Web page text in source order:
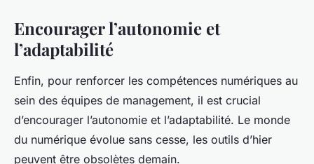
Encourager l’autonomie et
l’adaptabilité
Enfin, pour renforcer les compétences numériques au
sein des équipes de management, il est crucial
d’encourager l’autonomie et l’adaptabilité. Le monde
du numérique évolue sans cesse, les outils d’hier
peuvent être obsolètes demain.